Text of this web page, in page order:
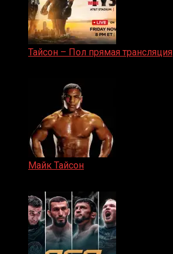
Тайсон – Пол прямая трансляция
Майк Тайсон